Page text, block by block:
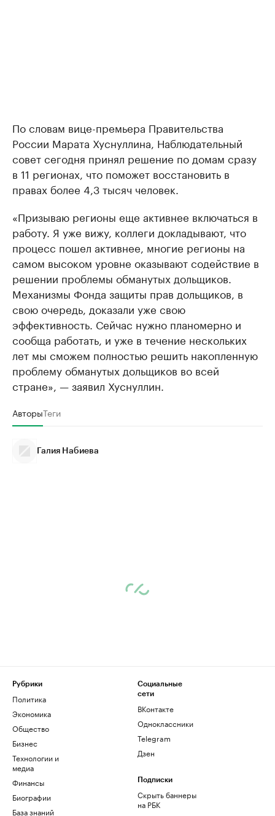
По словам вице-премьера Правительства
России Марата Хуснуллина, Наблюдательный
совет сегодня принял решение по домам сразу
в 11 регионах, что поможет восстановить в
правах более 4,3 тысяч человек.
«Призываю регионы еще активнее включаться в
работу. Я уже вижу, коллеги докладывают, что
процесс пошел активнее, многие регионы на
самом высоком уровне оказывают содействие в
решении проблемы обманутых дольщиков.
Механизмы Фонда защиты прав дольщиков, в
свою очередь, доказали уже свою
эффективность. Сейчас нужно планомерно и
сообща работать, и уже в течение нескольких
лет мы сможем полностью решить накопленную
проблему обманутых дольщиков во всей
стране», — заявил Хуснуллин.
АвторыТеги
Галия Набиева
Рубрики
Политика
Экономика
Общество
Бизнес
Технологии и
медиа
Финансы
Биографии
База знаний
Социальные
сети
ВКонтакте
Одноклассники
Telegram
Дзен
Подписки
Скрыть баннеры
на РБК